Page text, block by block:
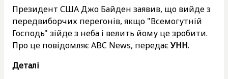
Президент США Джо Байден заявив, що вийде з
передвиборчих перегонів, якщо "Всемогутній
Господь" зійде з неба і велить йому це зробити.
Про це повідомляє ABC News, передаєУНН.
Деталі